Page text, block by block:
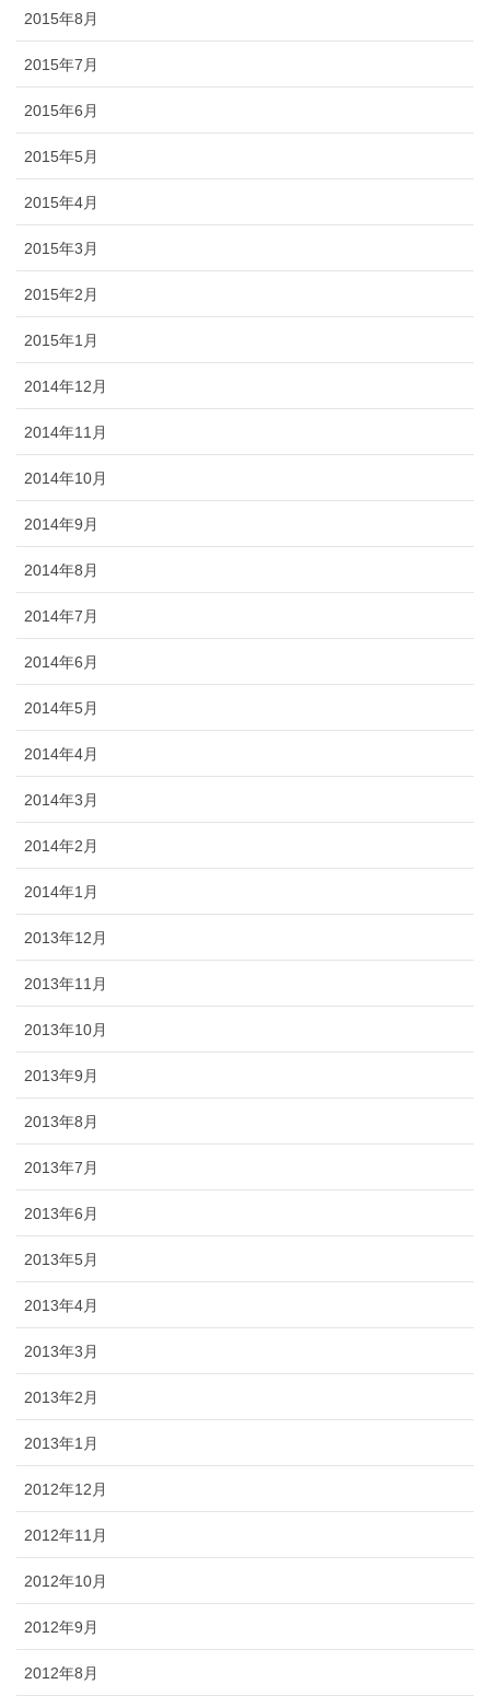
2015年8月
2015年7月
2015年6月
2015年5月
2015年4月
2015年3月
2015年2月
2015年1月
2014年12月
2014年11月
2014年10月
2014年9月
2014年8月
2014年7月
2014年6月
2014年5月
2014年4月
2014年3月
2014年2月
2014年1月
2013年12月
2013年11月
2013年10月
2013年9月
2013年8月
2013年7月
2013年6月
2013年5月
2013年4月
2013年3月
2013年2月
2013年1月
2012年12月
2012年11月
2012年10月
2012年9月
2012年8月